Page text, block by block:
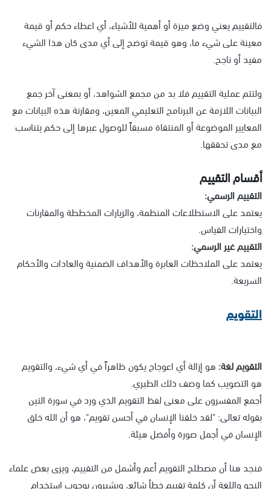
فالتقييم يعني وضع ميزة أو أهمية للأشياء، أي اعطاء حكم أو قيمة
معينة على شيء ما، وهو قيمة توضح إلى أي مدى كان هذا الشيء
مفيد أو ناجح.
ولتتم عملية التقييم فلا بد من مجمع الشواهد، أو بمعنى آخر جمع
البيانات اللازمة عن البرنامج التعليمي المعين، ومقارنة هذه البيانات مع
المعايير الموضوعة أو المنتقاة مسبقاً للوصول عبرها إلى حكم يتناسب
مع مدى تحققها.
أقسام التقييم
التقييم الرسمي:
يعتمد على الاستطلاعات المنظمة، والزيارات المخططة والمقارنات
واختيارات القياس.
التقييم غير الرسمي:
يعتمد على الملاحظات العابرة والأهداف الضمنية والعادات والأحكام
السريعة.
التقويم
التقويم لغة: هو إزالة أي اعوجاج يكون ظاهراً في أي شيء، والتقويم
هو التصويب كما وصف ذلك الطبري.
أجمع المفسرون على معنى لفظ التقويم الذي ورد في سورة التين
بقوله تعالى: "لقد خلقنا الإنسان في أحسن تقويم"، هو أن الله خلق
الإنسان في أجمل صورة وأفضل هيئة.
فنجد هنا أن مصطلح التقويم أعم وأشمل من التقييم، ويرى بعض علماء
النحو واللغة أن كلمة تقييم خطأ شائع، ويشيرون بوجوب استخدام